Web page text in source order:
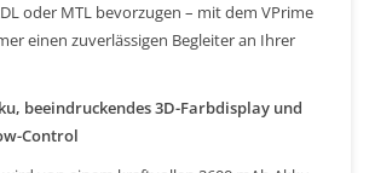
oder MTL bevorzugen – mit dem VPrime
einen zuverlässigen Begleiter an Ihrer
beeindruckendes 3D-Farbdisplay und
Control